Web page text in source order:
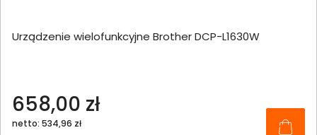
Urządzenie wielofunkcyjne Brother DCP-L1630W
658,00 zł
netto: 534,96 zł